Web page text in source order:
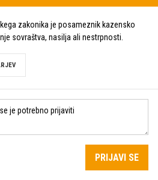
zakonika je posameznik kazensko
sovraštva, nasilja ali nestrpnosti.
PRIJAVI SE